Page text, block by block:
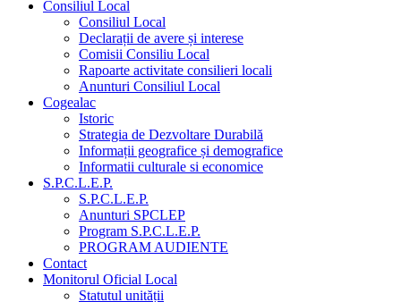
Consiliul Local
Consiliul Local
Declarații de avere și interese
Comisii Consiliu Local
Rapoarte activitate consilieri locali
Anunturi Consiliul Local
Cogealac
Istoric
Strategia de Dezvoltare Durabilă
Informații geografice și demografice
Informatii culturale si economice
S.P.C.L.E.P.
S.P.C.L.E.P.
Anunturi SPCLEP
Program S.P.C.L.E.P.
PROGRAM AUDIENTE
Contact
Monitorul Oficial Local
Statutul unității